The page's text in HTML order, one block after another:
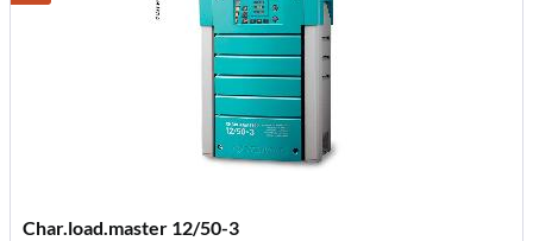
Char.load.master 12/50-3